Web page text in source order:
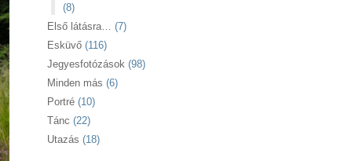
(8)
Első látásra… (7)
Esküvő (116)
Jegyesfotózások (98)
Minden más (6)
Portré (10)
Tánc (22)
Utazás (18)